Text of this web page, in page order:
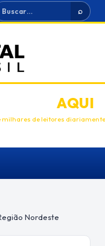
⌕
AQUI
milhares de leitores diariamente
Nordeste